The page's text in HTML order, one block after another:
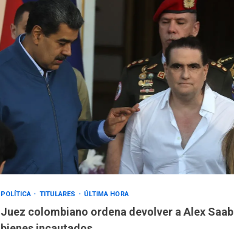
POLÍTICA TITULARES ÚLTIMA HORA
Juez colombiano ordena devolver a Alex Saab